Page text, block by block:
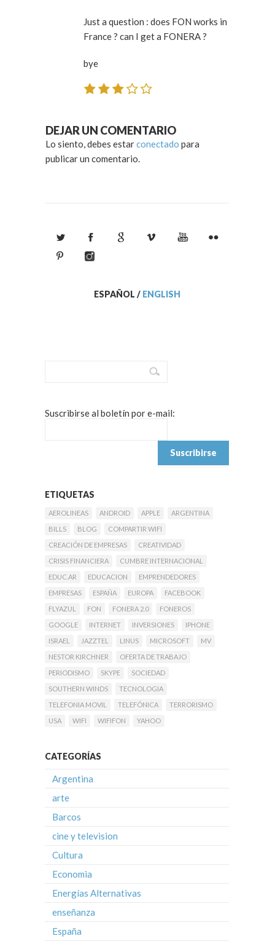
Just a question : does FON works in
France ? can I get a FONERA ?
bye
DEJAR UN COMENTARIO
Lo siento, debes estarconectado para
publicar un comentario.
ESPAÑOL / ENGLISH
Suscribirse al boletín por e-mail:
ETIQUETAS
AEROLINEAS ANDROID APPLE
ARGENTINA
BILLS
BLOG
COMPARTIR WIFI
CREACIÓN DE EMPRESAS
CREATIVIDAD
CRISIS FINANCIERA
CUMBRE INTERNACIONAL
EDUC.AR
EDUCACION
EMPRENDEDORES
EMPRESAS
ESPAÑA EUROPA
FACEBOOK
FLYAZUL
FON FONERA 2.0
FONEROS
GOOGLE
INTERNET INVERSIONES
IPHONE
ISRAEL
JAZZTEL LINUS MICROSOFT
MV
NESTOR KIRCHNER
OFERTA DE TRABAJO
PERIODISMO
SKYPE
SOCIEDAD
SOUTHERN WINDS
TECNOLOGIA
TELEFONIA MOVIL
TELEFÓNICA
TERRORISMO
USA
WIFI WIFIFON YAHOO
CATEGORÍAS
Argentina
arte
Barcos
cine y television
Cultura
Economia
Energías Alternativas
enseñanza
España